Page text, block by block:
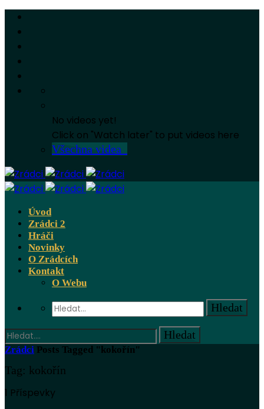
No videos yet!
Click on "Watch later" to put videos here
Všechna videa
Úvod
Zrádci 2
Hráči
Novinky
O Zrádcích
Kontakt
O Webu
Zrádci Posts Tagged "kokořín"
Tag: kokořín
1 Příspevky